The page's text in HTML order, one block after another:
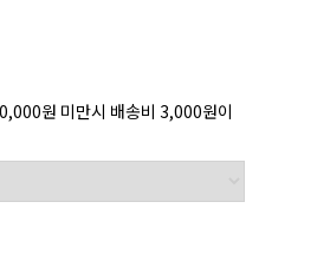
원 미만시 배송비 3,000원이